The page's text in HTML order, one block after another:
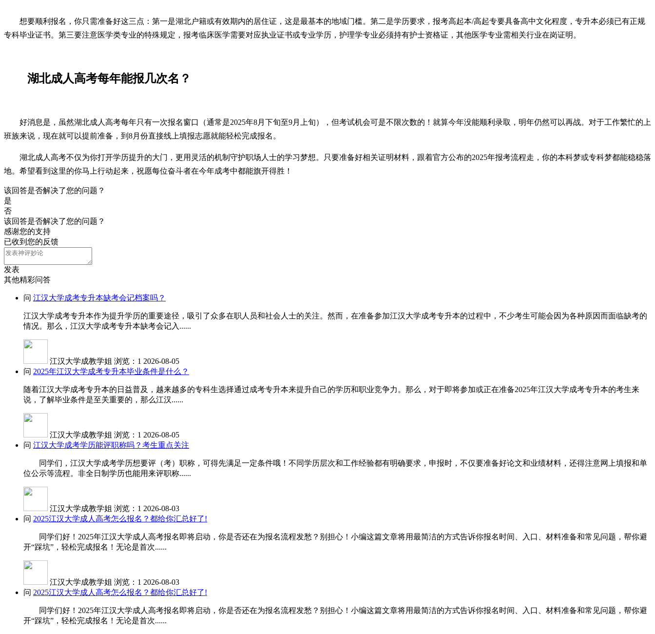
想要顺利报名，你只需准备好这三点：第一是湖北户籍或有效期内的居住证，这是最基本的地域门槛。第二是学历要求，报考高起本/高起专要具备高中文化程度，专升本必须已有正规
专科毕业证书。第三要注意医学类专业的特殊规定，报考临床医学需要对应执业证书或专业学历，护理学专业必须持有护士资格证，其他医学专业需相关行业在岗证明。
湖北成人高考每年能报几次名？
好消息是，虽然湖北成人高考每年只有一次报名窗口（通常是2025年8月下旬至9月上旬），但考试机会可是不限次数的！就算今年没能顺利录取，明年仍然可以再战。对于工作繁忙的上
班族来说，现在就可以提前准备，到8月份直接线上填报志愿就能轻松完成报名。
湖北成人高考不仅为你打开学历提升的大门，更用灵活的机制守护职场人士的学习梦想。只要准备好相关证明材料，跟着官方公布的2025年报考流程走，你的本科梦或专科梦都能稳稳落
地。希望看到这里的你马上行动起来，祝愿每位奋斗者在今年成考中都能旗开得胜！
该回答是否解决了您的问题？
是
否
该回答是否解决了您的问题？
感谢您的支持
已收到您的反馈
发表
其他精彩问答
问 江汉大学成考专升本缺考会记档案吗？
江汉大学成考专升本作为提升学历的重要途径，吸引了众多在职人员和社会人士的关注。然而，在准备参加江汉大学成考专升本的过程中，不少考生可能会因为各种原因而面临缺考的
情况。那么，江汉大学成考专升本缺考会记入......
江汉大学成教学姐 浏览：1 2026-08-05
问 2025年江汉大学成考专升本毕业条件是什么？
随着江汉大学成考专升本的日益普及，越来越多的专科生选择通过成考专升本来提升自己的学历和职业竞争力。那么，对于即将参加或正在准备2025年江汉大学成考专升本的考生来
说，了解毕业条件是至关重要的，那么江汉......
江汉大学成教学姐 浏览：1 2026-08-05
问 江汉大学成考学历能评职称吗？考生重点关注
同学们，江汉大学成考学历想要评（考）职称，可得先满足一定条件哦！不同学历层次和工作经验都有明确要求，申报时，不仅要准备好论文和业绩材料，还得注意网上填报和单
位公示等流程。非全日制学历也能用来评职称......
江汉大学成教学姐 浏览：1 2026-08-03
问 2025江汉大学成人高考怎么报名？都给你汇总好了!
同学们好！2025年江汉大学成人高考报名即将启动，你是否还在为报名流程发愁？别担心！小编这篇文章将用最简洁的方式告诉你报名时间、入口、材料准备和常见问题，帮你避
开“踩坑”，轻松完成报名！无论是首次......
江汉大学成教学姐 浏览：1 2026-08-03
问 2025江汉大学成人高考怎么报名？都给你汇总好了!
同学们好！2025年江汉大学成人高考报名即将启动，你是否还在为报名流程发愁？别担心！小编这篇文章将用最简洁的方式告诉你报名时间、入口、材料准备和常见问题，帮你避
开“踩坑”，轻松完成报名！无论是首次......